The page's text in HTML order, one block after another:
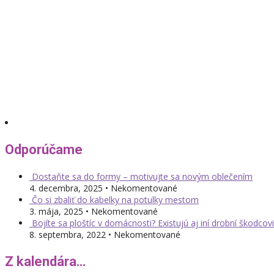
Odporúčame
Dostaňte sa do formy – motivujte sa novým oblečením
4. decembra, 2025 • Nekomentované
Čo si zbaliť do kabelky na potulky mestom
3. mája, 2025 • Nekomentované
Bojíte sa ploštíc v domácnosti? Existujú aj iní drobní
8. septembra, 2022 • Nekomentované
Z kalendára…